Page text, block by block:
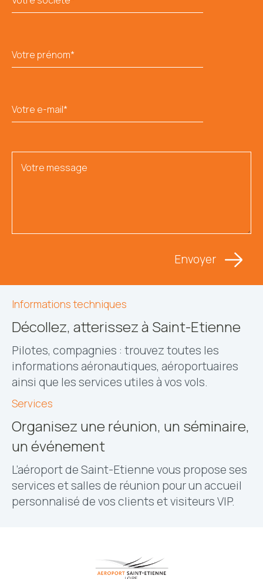
Informations techniques
Décollez, atterissez à Saint-Etienne
Pilotes, compagnies : trouvez toutes les
informations aéronautiques, aéroportuaires
ainsi que les services utiles à vos vols.
Services
Organisez une réunion, un séminaire,
un événement
L’aéroport de Saint-Etienne vous propose ses
services et salles de réunion pour un accueil
personnalisé de vos clients et visiteurs VIP.